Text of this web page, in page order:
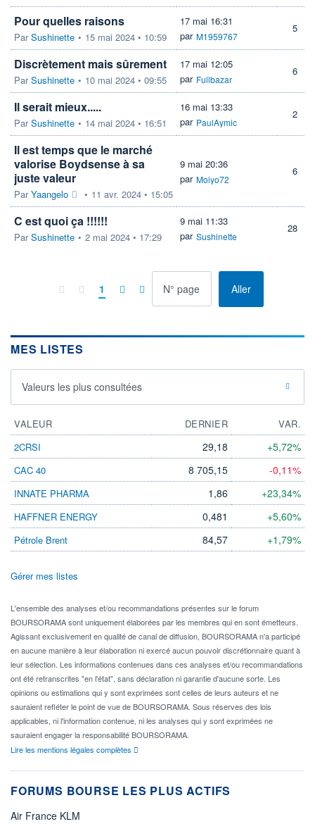
Pour quelles raisons
ParSushinette • 15 mai 2024 • 10:59
17 mai 16:31
par M1959767
5
Discrètement mais sûrement
ParSushinette • 10 mai 2024 • 09:55
17 mai 12:05
par Fullbazar
6
Il serait mieux.....
ParSushinette • 14 mai 2024 • 16:51
16 mai 13:33
par PaulAymic
2
Il est temps que le marché
valorise Boydsense à sa
juste valeur
ParYaangelo • 11 avr. 2024 • 15:05
9 mai 20:36
par Moiyo72
6
C est quoi ça !!!!!!
ParSushinette • 2 mai 2024 • 17:29
9 mai 11:33
par Sushinette
28
1 Allerà la page
MES LISTES
Valeurs les plus consultées
VALEUR DERNIER
VAR.
2CRSI
29,18 +5,72%
CAC 40 8 705,15 -0,11%
INNATE PHARMA 1,86 +23,34%
HAFFNER ENERGY 0,481 +5,60%
Pétrole Brent 84,57 +1,79%
Gérer mes listes
L'ensemble des analyses et/ou recommandations présentes sur le forum
BOURSORAMA sont uniquement élaborées par les membres qui en sont émetteurs.
Agissant exclusivement en qualité de canal de diffusion, BOURSORAMA n'a participé
en aucune manière à leur élaboration ni exercé aucun pouvoir discrétionnaire quant à
leur sélection. Les informations contenues dans ces analyses et/ou recommandations
ont été retranscrites "en l'état", sans déclaration ni garantie d'aucune sorte. Les
opinions ou estimations qui y sont exprimées sont celles de leurs auteurs et ne
sauraient refléter le point de vue de BOURSORAMA. Sous réserves des lois
applicables, ni l'information contenue, ni les analyses qui y sont exprimées ne
sauraient engager la responsabilité BOURSORAMA.
Lire les mentions légales complètes
FORUMS BOURSE LES PLUS ACTIFS
Air France KLM